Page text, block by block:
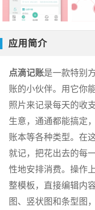
应用简介
点滴记账是一款特别
账的小伙伴。用它你
照片来记录每天的收
生意，通通都能搞定
账本等各种类型。在
就记，把花出去的每
性地安排消费。操作
整模板，直接编辑内
图、竖状图和条型图